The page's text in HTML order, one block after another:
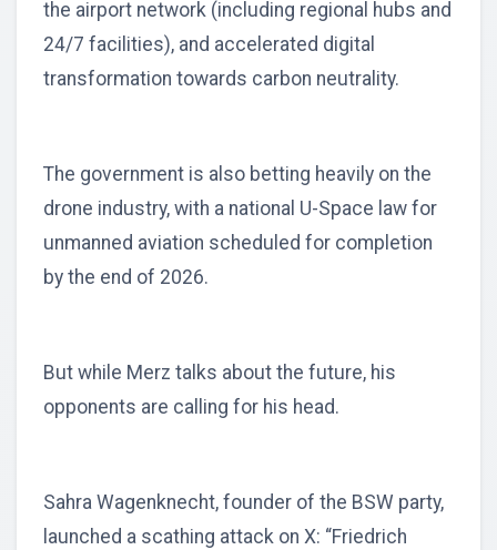
the airport network (including regional hubs and
24/7 facilities), and accelerated digital
transformation towards carbon neutrality.
The government is also betting heavily on the
drone industry, with a national U-Space law for
unmanned aviation scheduled for completion
by the end of 2026.
But while Merz talks about the future, his
opponents are calling for his head.
Sahra Wagenknecht, founder of the BSW party,
launched a scathing attack on X: “Friedrich